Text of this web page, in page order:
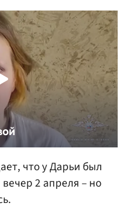
что у Дарьи был
2 апреля – но